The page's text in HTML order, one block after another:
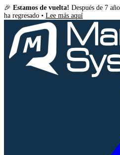
🎉 Estamos de vuelta! Después de 7
ha regresado • Lee más aquí